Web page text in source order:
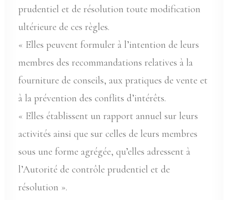
prudentiel et de résolution toute modification
ultérieure de ces règles.
« Elles peuvent formuler à l’intention de leurs
membres des recommandations relatives à la
fourniture de conseils, aux pratiques de vente et
à la prévention des conflits d’intérêts.
« Elles établissent un rapport annuel sur leurs
activités ainsi que sur celles de leurs membres
sous une forme agrégée, qu’elles adressent à
l’Autorité de contrôle prudentiel et de
résolution ».